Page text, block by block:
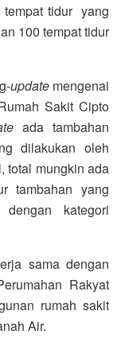
tempat tidur yang
100 tempat tidur
update mengenai
Sakit Cipto
ada tambahan
dilakukan oleh
total mungkin ada
tambahan yang
kategori
sama dengan
Rakyat
rumah sakit
Air.